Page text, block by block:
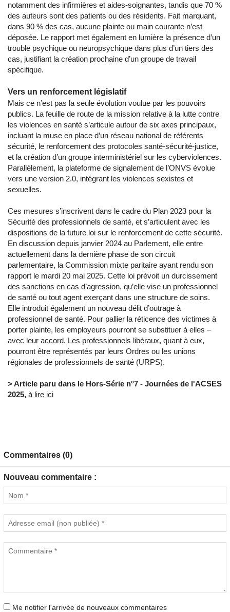
notamment des infirmières et aides-soignantes, tandis que 70 %
des auteurs sont des patients ou des résidents. Fait marquant,
dans 90 % des cas, aucune plainte ou main courante n’est
déposée. Le rapport met également en lumière la présence d’un
trouble psychique ou neuropsychique dans plus d’un tiers des
cas, justifiant la création prochaine d’un groupe de travail
spécifique.
​Vers un renforcement législatif
Mais ce n’est pas la seule évolution voulue par les pouvoirs
publics. La feuille de route de la mission relative à la lutte contre
les violences en santé s’articule autour de six axes principaux,
incluant la muse en place d’un réseau national de référents
sécurité, le renforcement des protocoles santé-sécurité-justice,
et la création d’un groupe interministériel sur les cyberviolences.
Parallèlement, la plateforme de signalement de l’ONVS évolue
vers une version 2.0, intégrant les violences sexistes et
sexuelles.
Ces mesures s’inscrivent dans le cadre du Plan 2023 pour la
Sécurité des professionnels de santé, et s’articulent avec les
dispositions de la future loi sur le renforcement de cette sécurité.
En discussion depuis janvier 2024 au Parlement, elle entre
actuellement dans la dernière phase de son circuit
parlementaire, la Commission mixte paritaire ayant rendu son
rapport le mardi 20 mai 2025. Cette loi prévoit un durcissement
des sanctions en cas d’agression, qu’elle vise un professionnel
de santé ou tout agent exerçant dans une structure de soins.
Elle introduit également un nouveau délit d’outrage à
professionnel de santé. Pour pallier la réticence des victimes à
porter plainte, les employeurs pourront se substituer à elles –
avec leur accord. Les professionnels libéraux, quant à eux,
pourront être représentés par leurs Ordres ou les unions
régionales de professionnels de santé (URPS).
> Article paru dans le Hors-Série n°7 - Journées de l'ACSES
2025, à lire ici
Commentaires (0)
Nouveau commentaire :
Me notifier l'arrivée de nouveaux commentaires